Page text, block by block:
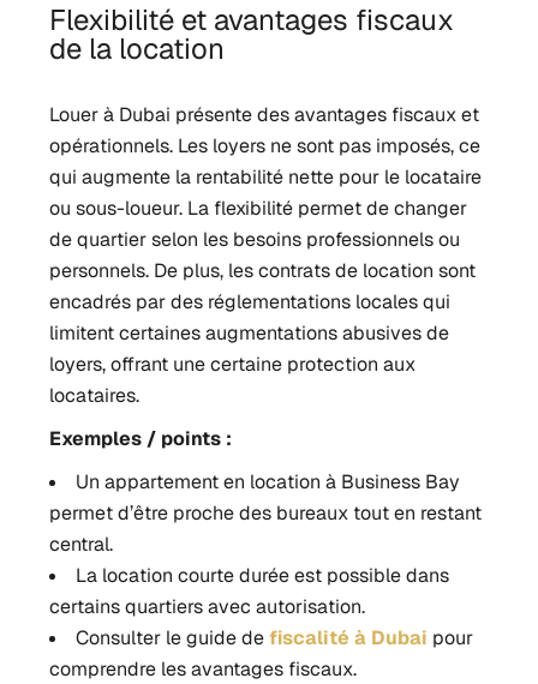
Flexibilité et avantages fiscaux
de la location
Louer à Dubai présente des avantages fiscaux et
opérationnels. Les loyers ne sont pas imposés, ce
qui augmente la rentabilité nette pour le locataire
ou sous-loueur. La flexibilité permet de changer
de quartier selon les besoins professionnels ou
personnels. De plus, les contrats de location sont
encadrés par des réglementations locales qui
limitent certaines augmentations abusives de
loyers, offrant une certaine protection aux
locataires.
Exemples / points :
Un appartement en location à Business Bay
permet d’être proche des bureaux tout en restant
central.
La location courte durée est possible dans
certains quartiers avec autorisation.
Consulter le guide de fiscalité à Dubai pour
comprendre les avantages fiscaux.